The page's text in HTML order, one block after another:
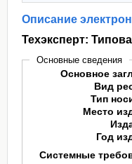
Описание
Техэксперт:
Основные сведения
Основное
Вид
Тип
Место
Год
Системные